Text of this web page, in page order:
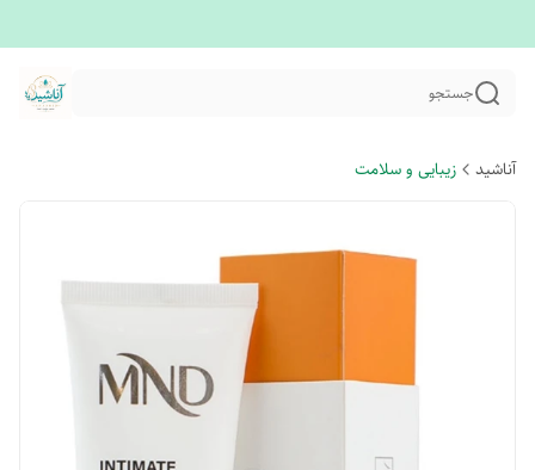
جستجو
آناشید زیبایی و سلامت